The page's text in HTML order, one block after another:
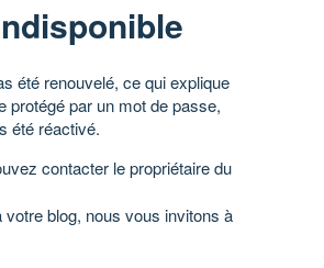
été renouvelé, ce qui explique
protégé par un mot de passe,
été réactivé.
contacter le propriétaire du
votre blog, nous vous invitons à